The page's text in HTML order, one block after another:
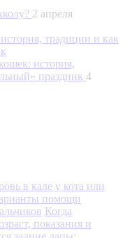
2 апреля
история,
праздник 4
в кале у кота или
помощи
Когда
показания и